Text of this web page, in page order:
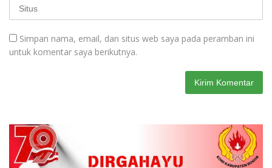
Simpan nama, email, dan situs web saya pada peramban ini
untuk komentar saya berikutnya.